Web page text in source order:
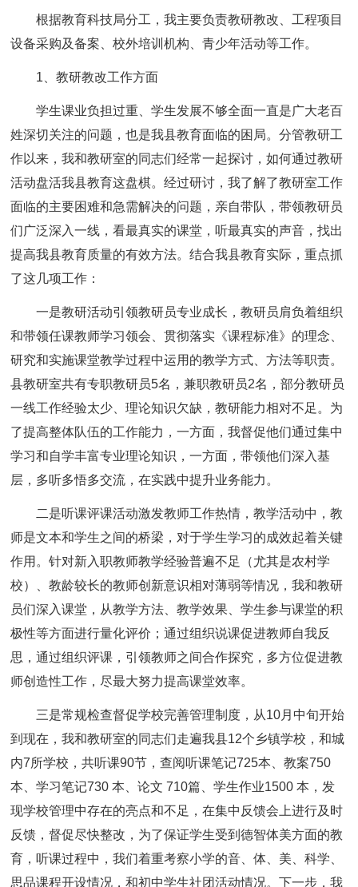
根据教育科技局分工，我主要负责教研教改、工程项目
设备采购及备案、校外培训机构、青少年活动等工作。
1、教研教改工作方面
学生课业负担过重、学生发展不够全面一直是广大老百
姓深切关注的问题，也是我县教育面临的困局。分管教研工
作以来，我和教研室的同志们经常一起探讨，如何通过教研
活动盘活我县教育这盘棋。经过研讨，我了解了教研室工作
面临的主要困难和急需解决的问题，亲自带队，带领教研员
们广泛深入一线，看最真实的课堂，听最真实的声音，找出
提高我县教育质量的有效方法。结合我县教育实际，重点抓
了这几项工作：
一是教研活动引领教研员专业成长，教研员肩负着组织
和带领任课教师学习领会、贯彻落实《课程标准》的理念、
研究和实施课堂教学过程中运用的教学方式、方法等职责。
县教研室共有专职教研员5名，兼职教研员2名，部分教研员
一线工作经验太少、理论知识欠缺，教研能力相对不足。为
了提高整体队伍的工作能力，一方面，我督促他们通过集中
学习和自学丰富专业理论知识，一方面，带领他们深入基
层，多听多悟多交流，在实践中提升业务能力。
二是听课评课活动激发教师工作热情，教学活动中，教
师是文本和学生之间的桥梁，对于学生学习的成效起着关键
作用。针对新入职教师教学经验普遍不足（尤其是农村学
校）、教龄较长的教师创新意识相对薄弱等情况，我和教研
员们深入课堂，从教学方法、教学效果、学生参与课堂的积
极性等方面进行量化评价；通过组织说课促进教师自我反
思，通过组织评课，引领教师之间合作探究，多方位促进教
师创造性工作，尽最大努力提高课堂效率。
三是常规检查督促学校完善管理制度，从10月中旬开始
到现在，我和教研室的同志们走遍我县12个乡镇学校，和城
内7所学校，共听课90节，查阅听课笔记725本、教案750
本、学习笔记730 本、论文 710篇、学生作业1500 本，发
现学校管理中存在的亮点和不足，在集中反馈会上进行及时
反馈，督促尽快整改，为了保证学生受到德智体美方面的教
育，听课过程中，我们着重考察小学的音、体、美、科学、
思品课程开设情况，和初中学生社团活动情况。下一步，我